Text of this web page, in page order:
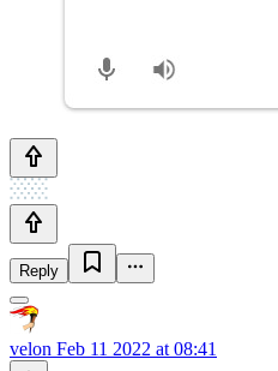
Reply
velon Feb 11 2022 at 08:41